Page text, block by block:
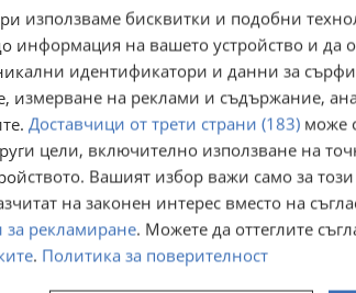
4 Fat 1TB + 2
Sony PlayStation 5
днес
370€
723,66лв
използваме бисквитки и подобни
информация на вашето устройство и да
идентификатори и данни за
измерване на реклами и съдържание,
Доставчици от трети страни (183) може
цели, включително използване на
Вашият избор важи само за
на законен интерес вместо на
за рекламиране. Можете да оттеглите
. Политика за поверителност